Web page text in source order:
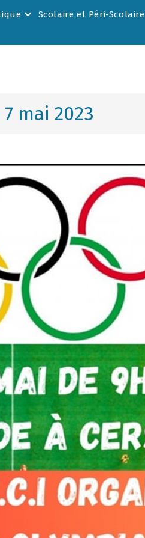
Scolaire et Péri-Scolaire
mai 2023